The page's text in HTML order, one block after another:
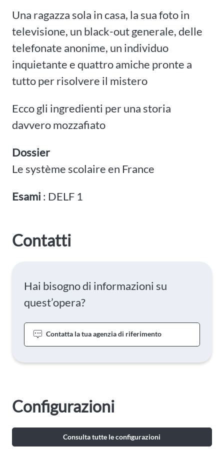
Una ragazza sola in casa, la sua foto in
televisione, un black-out generale, delle
telefonate anonime, un individuo
inquietante e quattro amiche pronte a
tutto per risolvere il mistero
Ecco gli ingredienti per una storia
davvero mozzafiato
Dossier
Le système scolaire en France
Esami : DELF 1
Contatti
Hai bisogno di informazioni su
quest’opera?
Contatta la tua agenzia di riferimento
Configurazioni
Consulta tutte le configurazioni